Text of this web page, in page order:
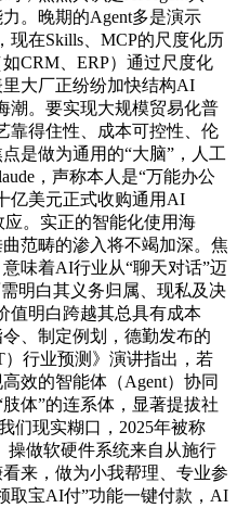
。晚期的Agent多是演示
现在Skills、MCP的尺度化历
CRM、ERP）通过尺度化
大厂正纷纷加快结构AI
潮。要实现大规模贸易化普
靠得住性、成本可控性、伦
是做为通用的“大脑”，人工
，声称本人是“万能办公
亿美元正式收购通用AI
应。实正的智能化使用海
范畴的渗入将不竭加深。焦
味着AI行业从“聊天对话”迈
明白其义务归属、现私及决
值明白跨越其总具有成本
、制定例划，德勤发布的
）行业预测》演讲指出，若
效的智能体（Agent）协同
体”的连系体，显著提拔社
们现实糊口，2025年被称
操做软硬件系统来自从施行
来，做为小我帮理、专业参
取宝AI付”功能一键付款，AI